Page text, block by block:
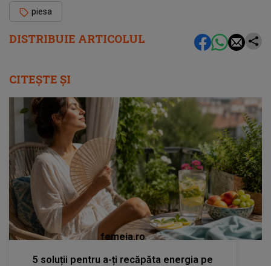
DISTRIBUIE ARTICOLUL
piesa
CITEȘTE ȘI
femeia.ro
5 soluții pentru a-ți recăpăta energia pe